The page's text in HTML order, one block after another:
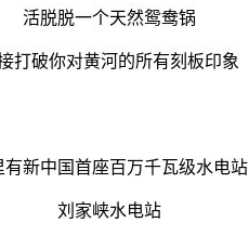
活脱脱一个天然鸳鸯锅
打破你对黄河的所有刻板印象
有新中国首座百万千瓦级水电站
刘家峡水电站